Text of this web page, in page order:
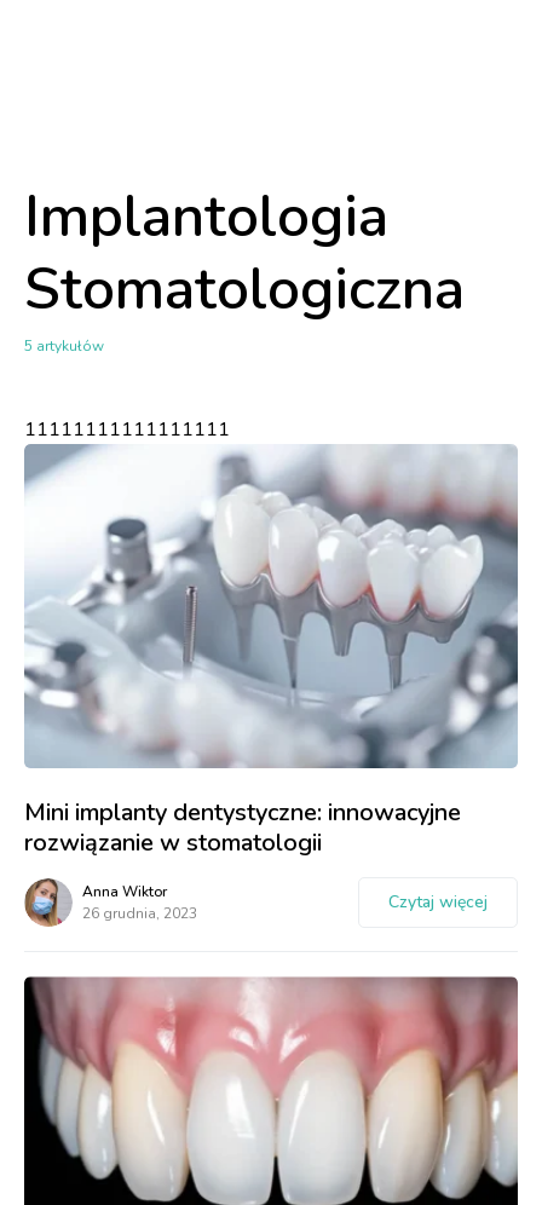
Implantologia
Stomatologiczna
5 artykułów
11111111111111111
Mini implanty dentystyczne: innowacyjne
rozwiązanie w stomatologii
Anna Wiktor
26 grudnia, 2023
Czytaj więcej